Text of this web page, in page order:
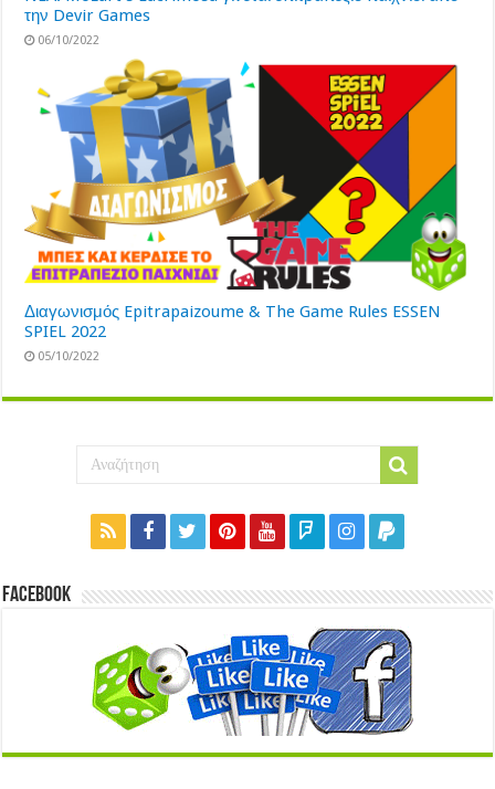
την Devir Games
06/10/2022
Διαγωνισμός Epitrapaizoume & The Game Rules ESSEN
SPIEL 2022
05/10/2022
Facebook